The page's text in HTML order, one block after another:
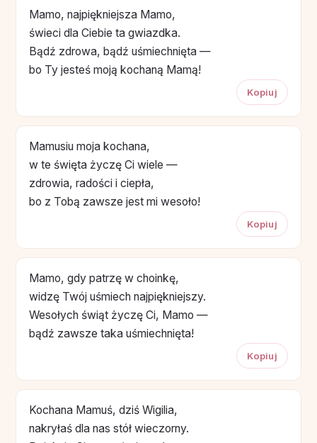
Mamo, najpiękniejsza Mamo,
świeci dla Ciebie ta gwiazdka.
Bądź zdrowa, bądź uśmiechnięta —
bo Ty jesteś moją kochaną Mamą!
Kopiuj
Mamusiu moja kochana,
w te święta życzę Ci wiele —
zdrowia, radości i ciepła,
bo z Tobą zawsze jest mi wesoło!
Kopiuj
Mamo, gdy patrzę w choinkę,
widzę Twój uśmiech najpiękniejszy.
Wesołych świąt życzę Ci, Mamo —
bądź zawsze taka uśmiechnięta!
Kopiuj
Kochana Mamuś, dziś Wigilia,
nakryłaś dla nas stół wieczorny.